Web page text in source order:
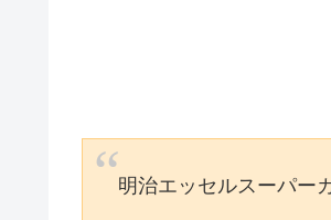
明治エッセルスーパー